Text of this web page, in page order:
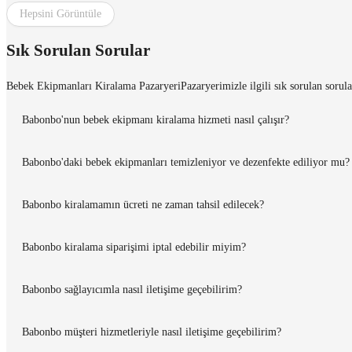
Hepsini Görüntüle
Sık Sorulan Sorular
Bebek Ekipmanları Kiralama PazaryeriPazaryerimizle ilgili sık sorulan
Babonbo'nun bebek ekipmanı kiralama hizmeti nasıl çalışır?
Babonbo'daki bebek ekipmanları temizleniyor ve dezenfekte ediliyor mu?
Babonbo kiralamamın ücreti ne zaman tahsil edilecek?
Babonbo kiralama siparişimi iptal edebilir miyim?
Babonbo sağlayıcımla nasıl iletişime geçebilirim?
Babonbo müşteri hizmetleriyle nasıl iletişime geçebilirim?